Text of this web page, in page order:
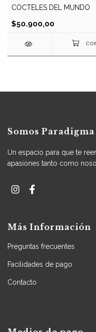
CÓCTELES DEL MUNDO
$50.900,00
Somos Paradigma
Un espacio para que te
apasiones tanto como
Más Información
Preguntas frecuentes
Facilidades de pago
Contacto